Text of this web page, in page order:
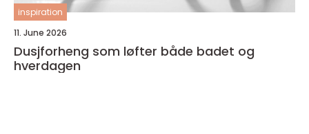
inspiration
11. June 2026
Dusjforheng som løfter både badet og
hverdagen